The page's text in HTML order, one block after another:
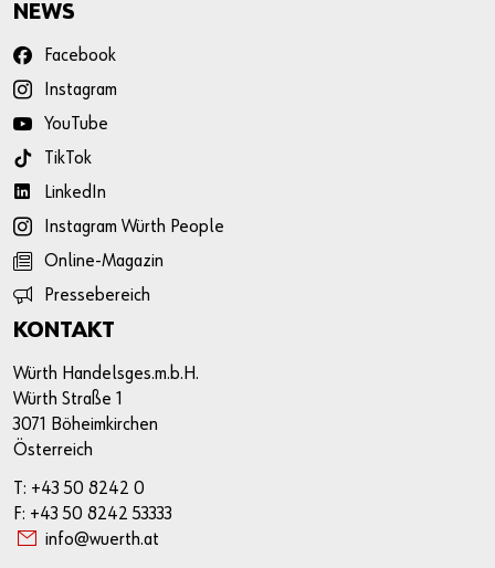
NEWS
Facebook
Instagram
YouTube
TikTok
LinkedIn
Instagram Würth People
Online-Magazin
Pressebereich
KONTAKT
Würth Handelsges.m.b.H.
Würth Straße 1
3071 Böheimkirchen
Österreich
T: +43 50 8242 0
F: +43 50 8242 53333
info@wuerth.at